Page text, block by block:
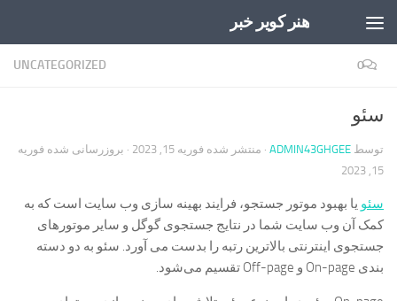
هنر کویر خبر
UNCATEGORIZED 0
سئو
توسط ADMIN43GHGEE · منتشر شده فوریه 15, 2023 · بروزرسانی شده فوریه
15, 2023
سئو یا بهبود موتور جستجو، فرایند بهینه سازی وب سایت است که به
کمک آن وب سایت شما در نتایج جستجوی گوگل و سایر موتورهای
جستجوی اینترنتی بالاترین رتبه را بدست می آورد. سئو به دو دسته
بندی On-page و Off-page تقسیم می‌شود.